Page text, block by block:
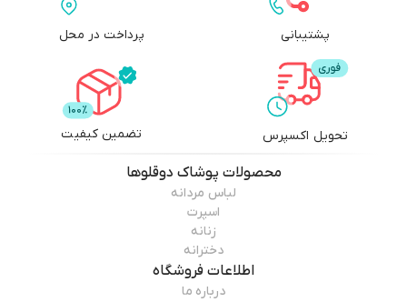
پشتیبانی پرداخت در محل
تحویل اکسپرس تضمین کیفیت
محصولات پوشاک دوقلوها
لباس مردانه
اسپرت
زنانه
دخترانه
اطلاعات فروشگاه
درباره ما